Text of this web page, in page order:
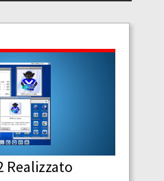
Realizzato